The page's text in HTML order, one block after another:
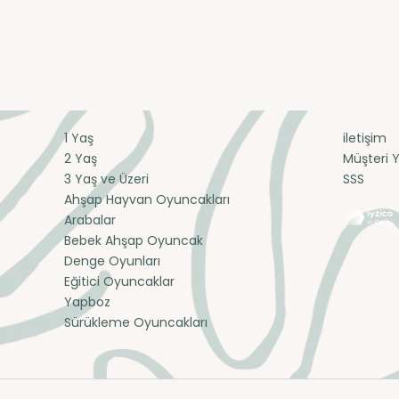
1 Yaş
2 Yaş
3 Yaş ve Üzeri
Ahşap Hayvan Oyuncakları
Arabalar
Bebek Ahşap Oyuncak
Denge Oyunları
Eğitici Oyuncaklar
Yapboz
Sürükleme Oyuncakları
iletişim
Müşteri
SSS